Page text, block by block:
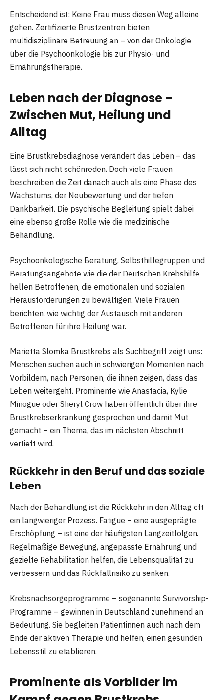
Entscheidend ist: Keine Frau muss diesen Weg alleine
gehen. Zertifizierte Brustzentren bieten
multidisziplinäre Betreuung an – von der Onkologie
über die Psychoonkologie bis zur Physio- und
Ernährungstherapie.
Leben nach der Diagnose –
Zwischen Mut, Heilung und
Alltag
Eine Brustkrebsdiagnose verändert das Leben – das
lässt sich nicht schönreden. Doch viele Frauen
beschreiben die Zeit danach auch als eine Phase des
Wachstums, der Neubewertung und der tiefen
Dankbarkeit. Die psychische Begleitung spielt dabei
eine ebenso große Rolle wie die medizinische
Behandlung.
Psychoonkologische Beratung, Selbsthilfegruppen und
Beratungsangebote wie die der Deutschen Krebshilfe
helfen Betroffenen, die emotionalen und sozialen
Herausforderungen zu bewältigen. Viele Frauen
berichten, wie wichtig der Austausch mit anderen
Betroffenen für ihre Heilung war.
Marietta Slomka Brustkrebs als Suchbegriff zeigt uns:
Menschen suchen auch in schwierigen Momenten nach
Vorbildern, nach Personen, die ihnen zeigen, dass das
Leben weitergeht. Prominente wie Anastacia, Kylie
Minogue oder Sheryl Crow haben öffentlich über ihre
Brustkrebserkrankung gesprochen und damit Mut
gemacht – ein Thema, das im nächsten Abschnitt
vertieft wird.
Rückkehr in den Beruf und das soziale
Leben
Nach der Behandlung ist die Rückkehr in den Alltag oft
ein langwieriger Prozess. Fatigue – eine ausgeprägte
Erschöpfung – ist eine der häufigsten Langzeitfolgen.
Regelmäßige Bewegung, angepasste Ernährung und
gezielte Rehabilitation helfen, die Lebensqualität zu
verbessern und das Rückfallrisiko zu senken.
Krebsnachsorgeprogramme – sogenannte Survivorship-
Programme – gewinnen in Deutschland zunehmend an
Bedeutung. Sie begleiten Patientinnen auch nach dem
Ende der aktiven Therapie und helfen, einen gesunden
Lebensstil zu etablieren.
Prominente als Vorbilder im